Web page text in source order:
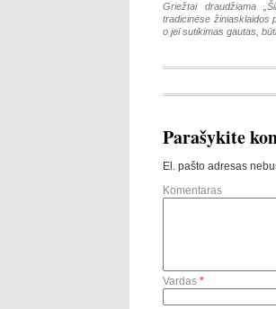
Griežtai draudžiama
tradicinėse žiniasklaidos
o jei sutikimas gautas,
Parašykite
El. pašto adresas
Komentaras
Vardas *